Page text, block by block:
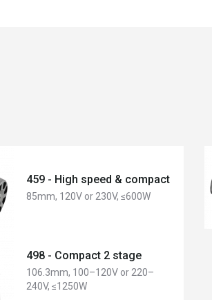
459 - High speed & compact
85mm, 120V or 230V, ≤600W
498 - Compact 2 stage
106.3mm, 100–120V or 220–
240V, ≤1250W